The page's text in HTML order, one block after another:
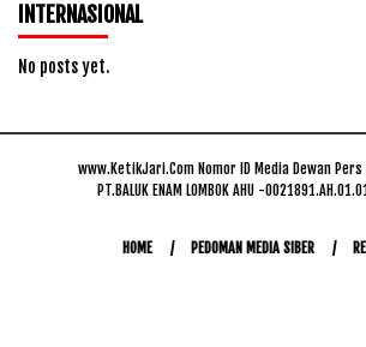
INTERNASIONAL
No posts yet.
www.KetikJari.Com Nomor ID Media Dewan
PT.BALUK ENAM LOMBOK AHU -
HOME PEDOMAN MEDIA SIBER